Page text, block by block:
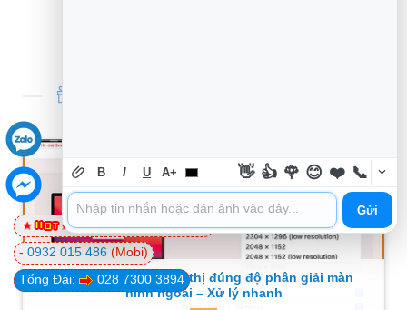
Macbook không hiển thị đúng độ phân giải màn
hình ngoài – Xử lý nhanh
Tổng Đài: 028 7300 3894
- 0932 015 486 (Mobi)
0981 81 32 72(Viettel)
B I U A+ 👋 👍 🌹 😊 ❤️ 📞
Gửi